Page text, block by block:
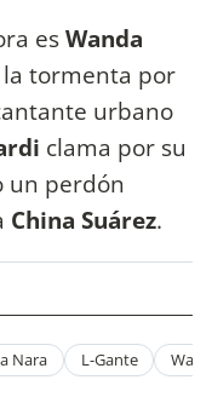
esWanda
tormenta por
urbano
clama por su
un perdón
China Suárez.
Nara L-Gante